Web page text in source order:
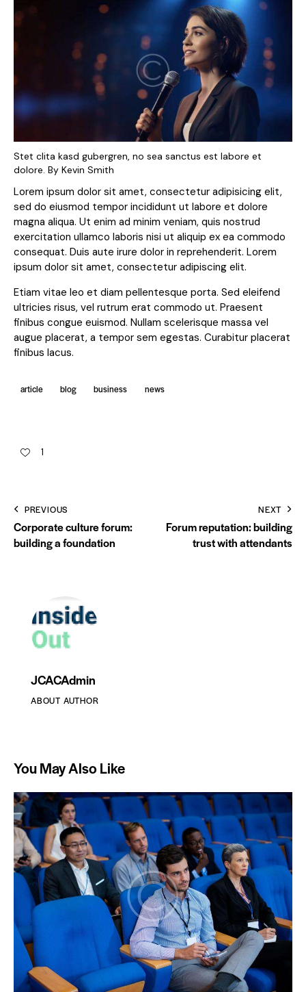
Stet clita kasd gubergren, no sea sanctus est labore et
dolore. By Kevin Smith
Lorem ipsum dolor sit amet, consectetur adipisicing elit,
sed do eiusmod tempor incididunt ut labore et dolore
magna aliqua. Ut enim ad minim veniam, quis nostrud
exercitation ullamco laboris nisi ut aliquip ex ea commodo
consequat. Duis aute irure dolor in reprehenderit. Lorem
ipsum dolor sit amet, consectetur adipiscing elit.
Etiam vitae leo et diam pellentesque porta. Sed eleifend
ultricies risus, vel rutrum erat commodo ut. Praesent
finibus congue euismod. Nullam scelerisque massa vel
augue placerat, a tempor sem egestas. Curabitur placerat
finibus lacus.
article blog business news
1
PREVIOUS
Corporate culture forum:
building a foundation
NEXT
Forum reputation: building
trust with attendants
JCACAdmin
ABOUT AUTHOR
You May Also Like